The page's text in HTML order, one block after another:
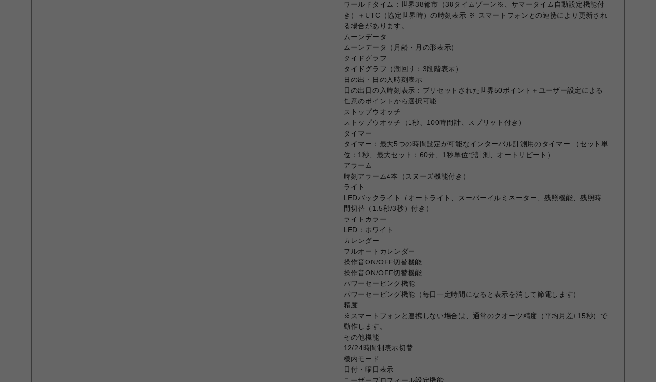
ワールドタイム：世界38都市（38タイムゾーン※、サマータイム自動設定機能付
き）＋UTC（協定世界時）の時刻表示 ※ スマートフォンとの連携により更新され
る場合があります。
ムーンデータ
ムーンデータ（月齢・月の形表示）
タイドグラフ
タイドグラフ（潮回り：3段階表示）
日の出・日の入時刻表示
日の出日の入時刻表示：プリセットされた世界50ポイント＋ユーザー設定による
任意のポイントから選択可能
ストップウオッチ
ストップウオッチ（1秒、100時間計、スプリット付き）
タイマー
タイマー：最大5つの時間設定が可能なインターバル計測用のタイマー （セット単
位：1秒、最大セット：60分、1秒単位で計測、オートリピート）
アラーム
時刻アラーム4本（スヌーズ機能付き）
ライト
LEDバックライト（オートライト、スーパーイルミネーター、残照機能、残照時
間切替（1.5秒/3秒）付き）
ライトカラー
LED：ホワイト
カレンダー
フルオートカレンダー
操作音ON/OFF切替機能
操作音ON/OFF切替機能
パワーセービング機能
パワーセービング機能（毎日一定時間になると表示を消して節電します）
精度
※スマートフォンと連携しない場合は、通常のクオーツ精度（平均月差±15秒）で
動作します。
その他機能
12/24時間制表示切替
機内モード
日付・曜日表示
ユーザープロフィール設定機能